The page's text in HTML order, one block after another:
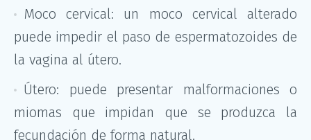
Moco cervical: un moco cervical alterado
puede impedir el paso de espermatozoides de
la vagina al útero.
Útero: puede presentar malformaciones o
miomas que impidan que se produzca la
fecundación de forma natural.